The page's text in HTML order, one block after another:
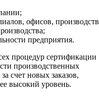
офисов,
предприятия.
процедур сертификации
производственных
счет новых заказов,
высокий уровень.